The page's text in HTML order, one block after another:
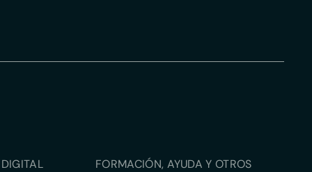
FORMACIÓN, AYUDA Y OTROS